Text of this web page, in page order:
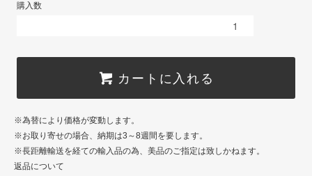
購入数
カートに入れる
※為替により価格が変動します。
※お取り寄せの場合、納期は3～8週間を要します。
※長距離輸送を経ての輸入品の為、美品のご指定は致しかねます。
返品について